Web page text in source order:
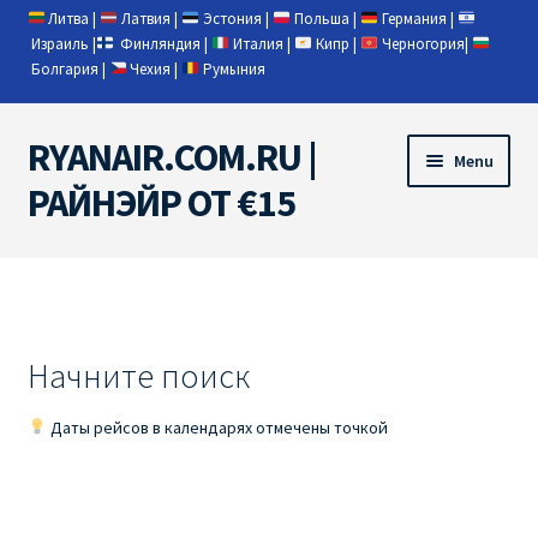
Литва | Латвия | Эстония | Польша | Германия |
Израиль | Финляндия | Италия | Кипр | Черногория|
Болгария | Чехия | Румыния
Skip
to
navigation
Skip
to
content
RYANAIR.COM.RU |
РАЙНЭЙР ОТ €15
Menu
RYANAIR PL ОТ € 9
Начните поиск
Даты рейсов в календарях отмечены точкой